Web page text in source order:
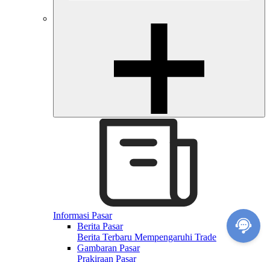
Informasi Pasar
Berita Pasar
Berita Terbaru Mempengaruhi Trade
Gambaran Pasar
Prakiraan Pasar